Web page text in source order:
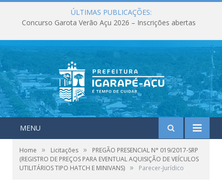
ÚLTIMAS PUBLICAÇÕES:
Concurso Garota Verão Açu 2026 – Inscrições abertas
MENU
Home » Licitações »
PREGÃO PRESENCIAL N° 019/2017-SRP
(REGISTRO DE PREÇOS PARA EVENTUAL AQUISIÇÃO DE VEÍCULOS
UTILITÁRIOS TIPO HATCH E MINIVANS) » Parecer-Jurídico